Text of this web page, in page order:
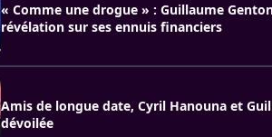
« Comme une drogue » : Guillaume
révélation sur ses ennuis financiers
Amis de longue date, Cyril Hanouna et
dévoilée